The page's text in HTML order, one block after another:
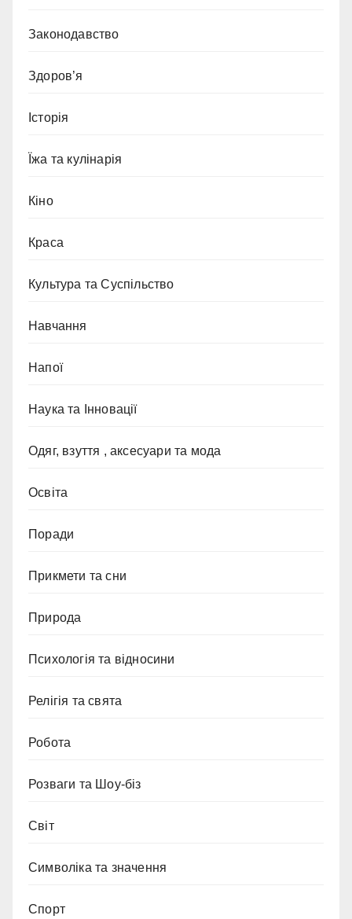
Законодавство
Здоров’я
Історія
Їжа та кулінарія
Кіно
Краса
Культура та Суспільство
Навчання
Напої
Наука та Інновації
Одяг, взуття , аксесуари та мода
Освіта
Поради
Прикмети та сни
Природа
Психологія та відносини
Релігія та свята
Робота
Розваги та Шоу-біз
Світ
Символіка та значення
Спорт